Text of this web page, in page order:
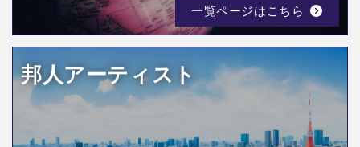
一覧ページはこちら
邦人アーティスト